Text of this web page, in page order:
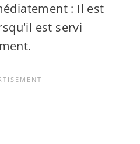
: Il est
est servi